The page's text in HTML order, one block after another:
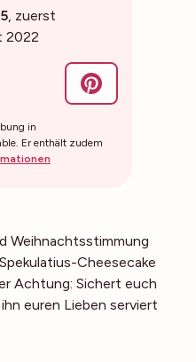
, zuerst
2022
in
Er enthält zudem
Weihnachtsstimmung
Cheesecake
Achtung: Sichert euch
euren Lieben serviert